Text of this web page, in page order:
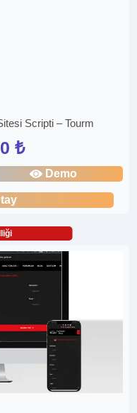
Scripti – Tourm
₺
Demo